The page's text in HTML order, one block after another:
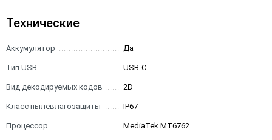
Технические
Аккумулятор Да
Тип USB USB-C
Вид декодируемых кодов 2D
Класс пылевлагозащиты IP67
Процессор MediaTek MT6762